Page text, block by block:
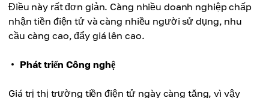
Điều này rất đơn giản. Càng nhiều doanh nghiệp chấp
nhận tiền điện tử và càng nhiều người sử dụng, nhu
cầu càng cao, đẩy giá lên cao.
Phát triển Công nghệ
Giá trị thị trường tiền điện tử ngày càng tăng, vì vậy